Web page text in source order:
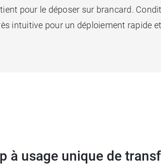
pour le déposer sur brancard.
intuitive pour un déploiement rapide
à usage unique de